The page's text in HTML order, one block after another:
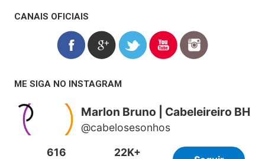
CANAIS OFICIAIS
ME SIGA NO INSTAGRAM